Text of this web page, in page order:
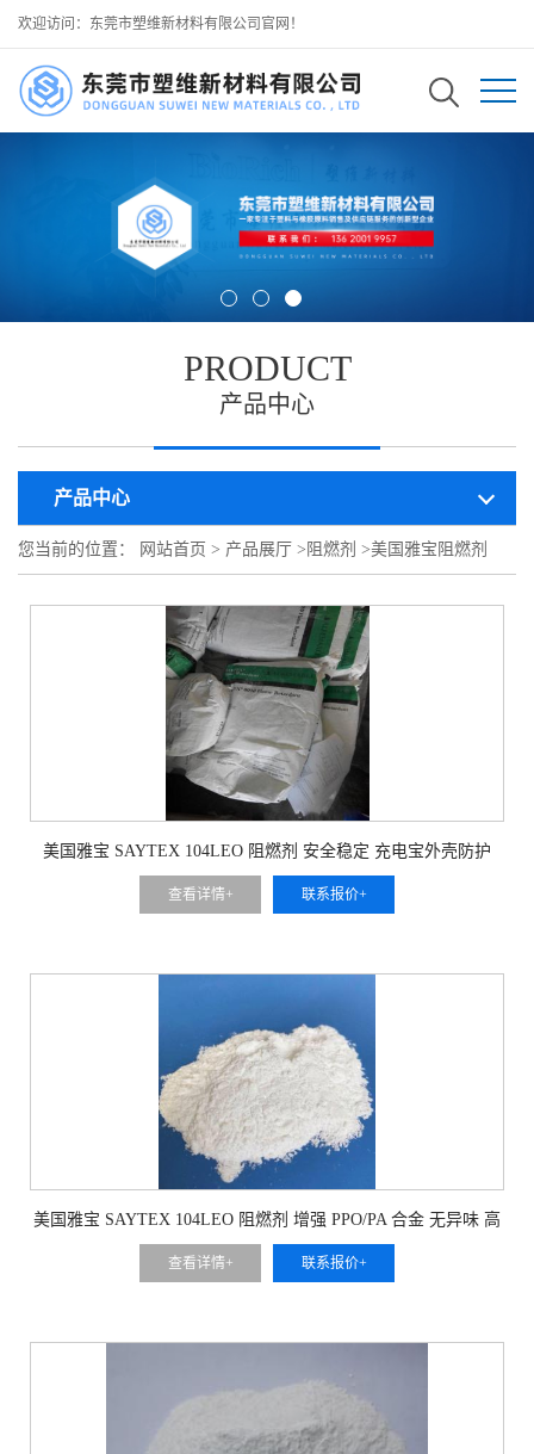
欢迎访问：东莞市塑维新材料有限公司官网！
PRODUCT
产品中心
产品中心
您当前的位置： 网站首页 > 产品展厅 > 阻燃剂 >美国雅宝阻燃剂
美国雅宝 SAYTEX 104LEO 阻燃剂 安全稳定 充电宝外壳防护
查看详情+ 联系报价+
美国雅宝 SAYTEX 104LEO 阻燃剂 增强 PPO/PA 合金 无异味 高
端家电外壳
查看详情+ 联系报价+